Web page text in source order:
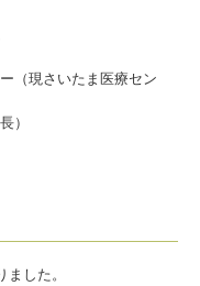
（現さいたま医療セン
）
した。